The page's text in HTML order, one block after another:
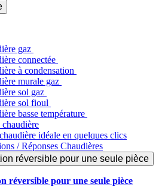
gaz
connectée
à condensation
murale gaz
sol gaz
sol fioul
basse température
idéale en quelques clics
/ Réponses Chaudières
réversible pour une seule pièce
réversible pour une seule pièce